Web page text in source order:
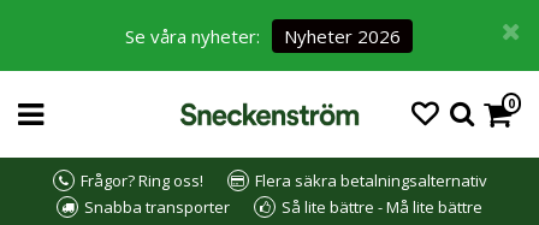
Se våra nyheter: Nyheter 2026
0
Frågor? Ring oss!
Flera säkra betalningsalternativ
Snabba transporter
Så lite bättre - Må lite bättre